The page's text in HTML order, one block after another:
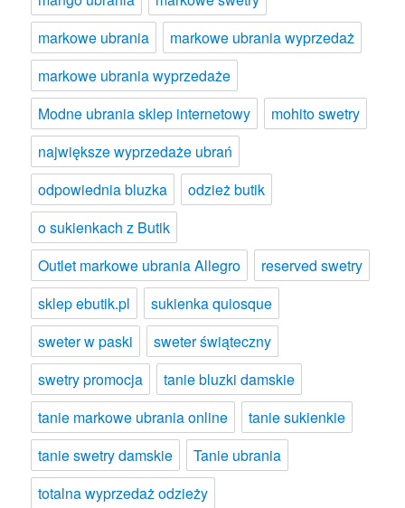
markowe ubrania
markowe ubrania wyprzedaż
markowe ubrania wyprzedaże
Modne ubrania sklep internetowy
mohito swetry
największe wyprzedaże ubrań
odpowiednia bluzka
odzież butik
o sukienkach z Butik
Outlet markowe ubrania Allegro
reserved swetry
sklep ebutik.pl
sukienka quiosque
sweter w paski
sweter świąteczny
swetry promocja
tanie bluzki damskie
tanie markowe ubrania online
tanie sukienkie
tanie swetry damskie
Tanie ubrania
totalna wyprzedaż odzieży